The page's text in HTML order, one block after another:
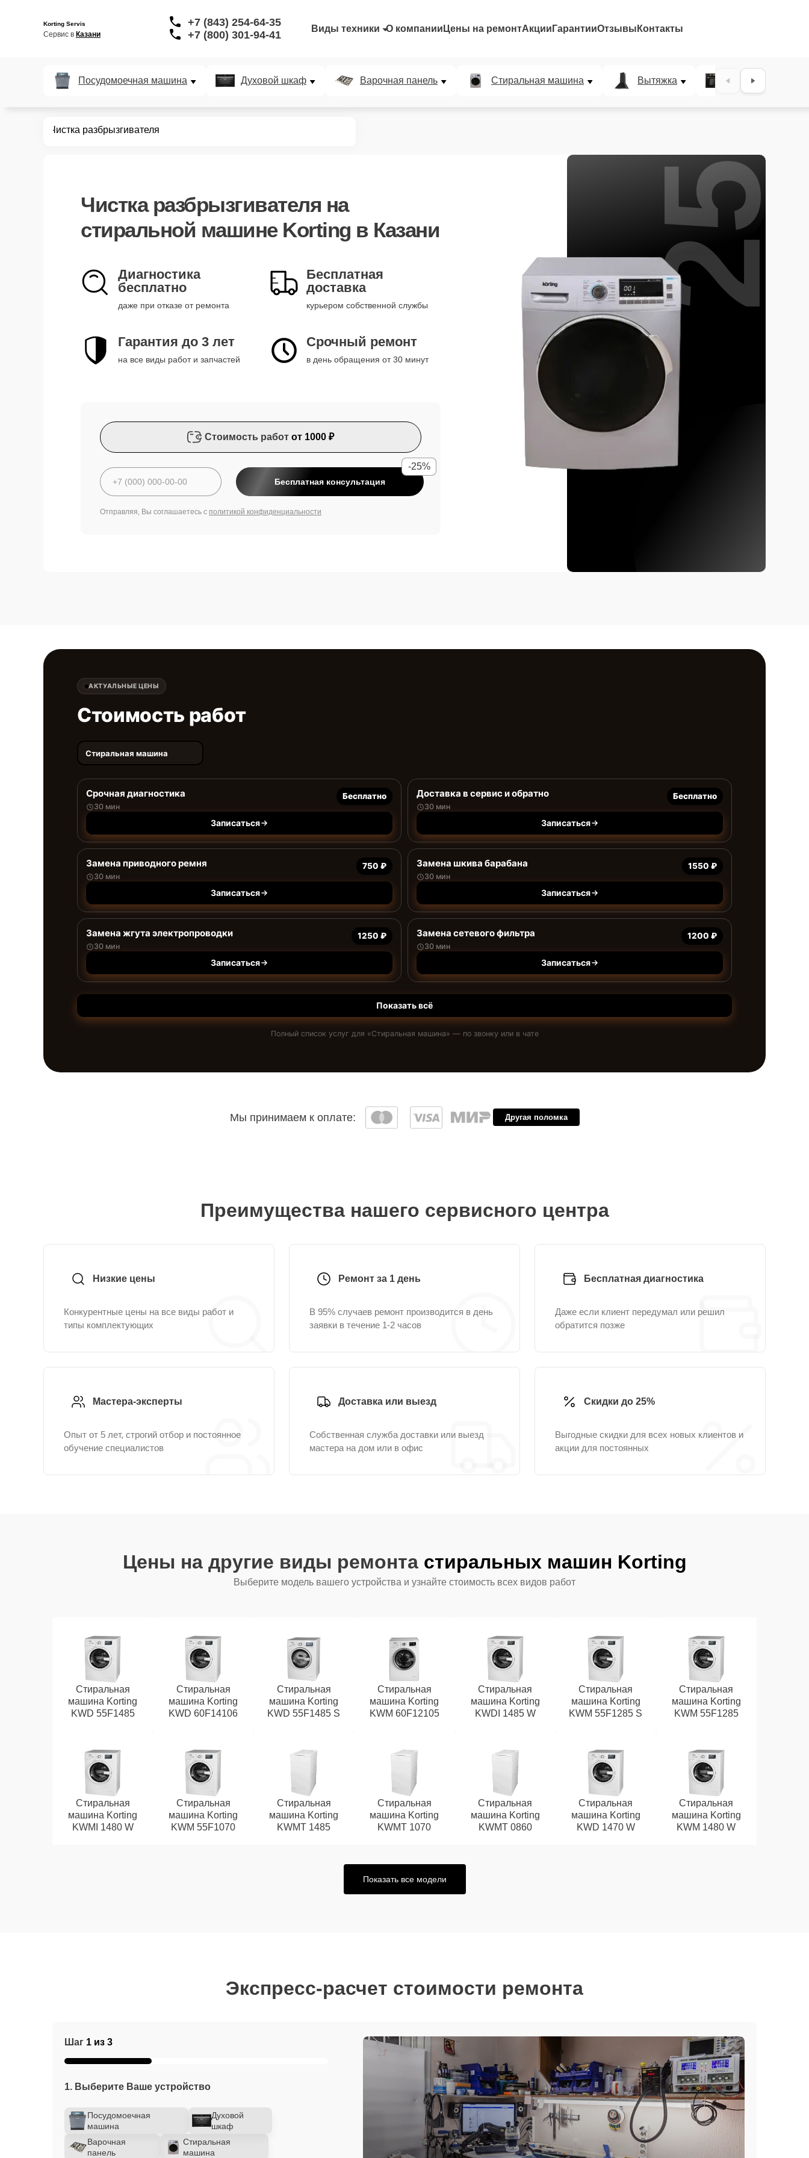
Korting Servis
Сервис в Казани
+7 (843) 254-64-35
+7 (800) 301-94-41
Виды техники О компании Цены на ремонтАкции ГарантииОтзывы Контакты
Посудомоечная машина Духовой шкаф Варочная панель Стиральная машина Вытяжка Микроволновая
Чистка разбрызгивателя
Чистка разбрызгивателя на
стиральной машине Korting в Казани
Диагностика
бесплатно
даже при отказе от ремонта
Бесплатная
доставка
курьером собственной службы
Гарантия до 3 лет
на все виды работ и запчастей
Срочный ремонт
в день обращения от 30 минут
Стоимость работ от 1000 ₽
Бесплатная консультация
-25%
Отправляя, Вы соглашаетесь с политикой конфиденциальности
25%
АКТУАЛЬНЫЕ ЦЕНЫ
Стоимость работ
Стиральная машина
Срочная диагностика
30 мин
Бесплатно
Записаться
Доставка в сервис и обратно
30 мин
Бесплатно
Записаться
Замена приводного ремня
30 мин
750 ₽
Записаться
Замена шкива барабана
30 мин
1550 ₽
Записаться
Замена жгута электропроводки
30 мин
1250 ₽
Записаться
Замена сетевого фильтра
30 мин
1200 ₽
Записаться
Показать всё
Полный список услуг для «Стиральная машина» — по звонку или в чате
Мы принимаем к оплате: Другая поломка
Преимущества нашего сервисного центра
Низкие цены
Конкурентные цены на все виды работ и
типы комплектующих
Ремонт за 1 день
В 95% случаев ремонт производится в день
заявки в течение 1-2 часов
Бесплатная диагностика
Даже если клиент передумал или решил
обратится позже
Мастера-эксперты
Опыт от 5 лет, строгий отбор и постоянное
обучение специалистов
Доставка или выезд
Собственная служба доставки или выезд
мастера на дом или в офис
Скидки до 25%
Выгодные скидки для всех новых клиентов и
акции для постоянных
Цены на другие виды ремонта стиральных машин Korting
Выберите модель вашего устройства и узнайте стоимость всех видов работ
Стиральная
машина Korting
KWD 55F1485
Стиральная
машина Korting
KWD 60F14106
Стиральная
машина Korting
KWD 55F1485 S
Стиральная
машина Korting
KWM 60F12105
Стиральная
машина Korting
KWDI 1485 W
Стиральная
машина Korting
KWM 55F1285 S
Стиральная
машина Korting
KWM 55F1285
Стиральная
машина Korting
KWMI 1480 W
Стиральная
машина Korting
KWM 55F1070
Стиральная
машина Korting
KWMT 1485
Стиральная
машина Korting
KWMT 1070
Стиральная
машина Korting
KWMT 0860
Стиральная
машина Korting
KWD 1470 W
Стиральная
машина Korting
KWM 1480 W
Показать все модели
Экспресс-расчет стоимости ремонта
Шаг 1 из 3
1. Выберите Ваше устройство
Посудомоечная
машина
Духовой
шкаф
Варочная
панель
Стиральная
машина